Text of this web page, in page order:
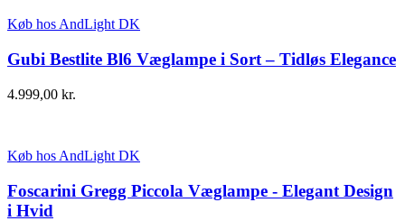
Køb hos AndLight DK
Gubi Bestlite Bl6 Væglampe i Sort – Tidløs Elegance
4.999,00 kr.
Køb hos AndLight DK
Foscarini Gregg Piccola Væglampe - Elegant Design
i Hvid